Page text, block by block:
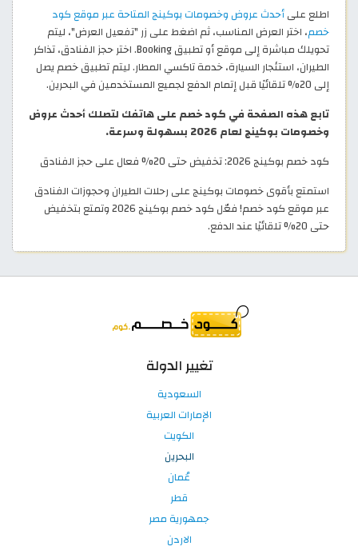
اطلع علىأحدث عروض وخصومات بوكينج المتاحة عبر موقع كود
خصم، اختر العرض المناسب، ثم اضغط على زر "تفعيل العرض"، ليتم
تحويلك مباشرة إلى موقع أو تطبيق Booking. اختر حجز الفنادق، تذاكر
الطيران، استئجار السيارة، خدمة تاكسي المطار. ليتم تطبيق خصم يصل
إلى 20% تلقائيًا قبل إتمام الدفع لجميع المستخدمين في البحرين.
تابع هذه الصفحة في كود خصم على هاتفك لتصلك أحدث عروض
وخصومات بوكينج لعام 2026 بسهولة وسرعة.
كود خصم بوكينج 2026: تخفيض حتى 20% فعال على حجز الفنادق
استمتع بأقوى خصومات بوكينج على رحلات الطيران وحجوزات الفنادق
عبر موقع كود خصم! فعّل كود خصم بوكينج 2026 وتمتع بتخفيض
حتى 20% تلقائيًا عند الدفع.
تغيير الدولة
السعودية
الإمارات العربية
الكويت
البحرين
عُمان
قطر
جمهورية مصر
الاردن